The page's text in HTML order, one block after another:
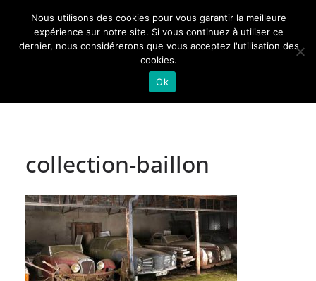
contenu
Actualités de Lorraine pour les Lorrains
collection-baillon
Nous utilisons des cookies pour vous garantir la meilleure
expérience sur notre site. Si vous continuez à utiliser ce
dernier, nous considérerons que vous acceptez l'utilisation des
cookies.
Ok